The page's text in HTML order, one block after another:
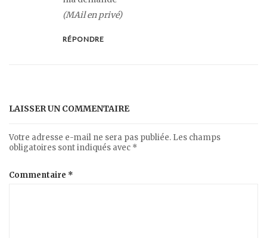
(MAil en privé)
RÉPONDRE
LAISSER UN COMMENTAIRE
Votre adresse e-mail ne sera pas publiée. Les champs
obligatoires sont indiqués avec *
Commentaire *